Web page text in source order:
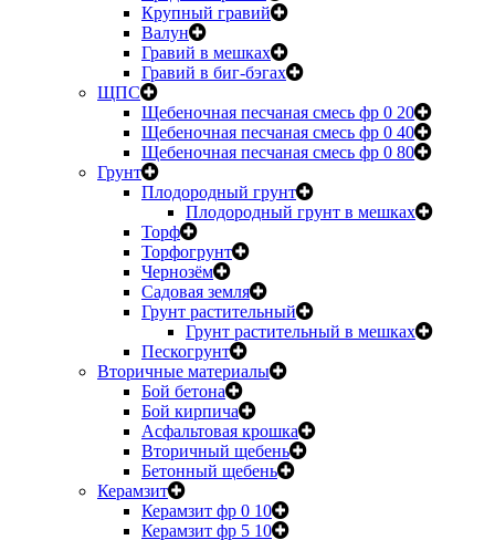
Крупный гравий
Валун
Гравий в мешках
Гравий в биг-бэгах
ЩПС
Щебеночная песчаная смесь фр 0 20
Щебеночная песчаная смесь фр 0 40
Щебеночная песчаная смесь фр 0 80
Грунт
Плодородный грунт
Плодородный грунт в мешках
Торф
Торфогрунт
Чернозём
Садовая земля
Грунт растительный
Грунт растительный в мешках
Пескогрунт
Вторичные материалы
Бой бетона
Бой кирпича
Асфальтовая крошка
Вторичный щебень
Бетонный щебень
Керамзит
Керамзит фр 0 10
Керамзит фр 5 10